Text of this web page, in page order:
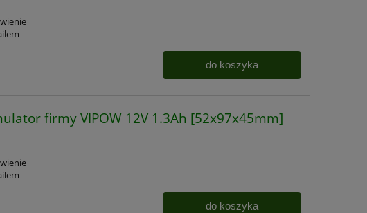
do koszyka
firmy VIPOW 12V 1.3Ah [52x97x45mm]
do koszyka